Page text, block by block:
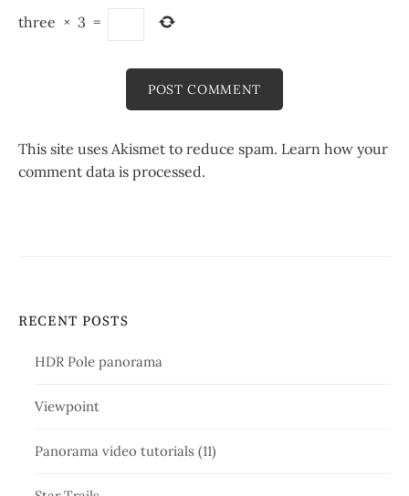
three × 3 =
This site uses Akismet to reduce spam. Learn how your
comment data is processed.
RECENT POSTS
HDR Pole panorama
Viewpoint
Panorama video tutorials (11)